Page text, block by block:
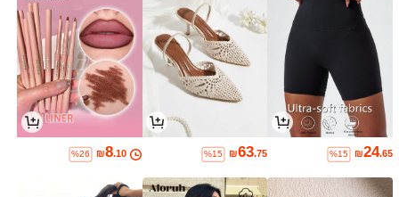
₪24.65
%15
₪63.75
%15
₪8.10
%26